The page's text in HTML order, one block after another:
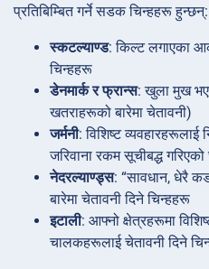
प्रतिबिम्बित गर्ने सडक चिन्हहरू हुन्छन्:
स्कटल्याण्ड: किल्ट लगाएका
चिन्हहरू
डेनमार्क र फ्रान्स: खुला मुख
खतराहरूको बारेमा चेतावनी)
जर्मनी: विशिष्ट
जरिवाना रकम सूचीबद्ध
नेदरल्याण्ड्स: “सावधान, धेरै
बारेमा चेतावनी दिने चिन्हहरू
इटाली: आफ्नो क्षेत्रहरूमा
चालकहरूलाई चेतावनी दिने